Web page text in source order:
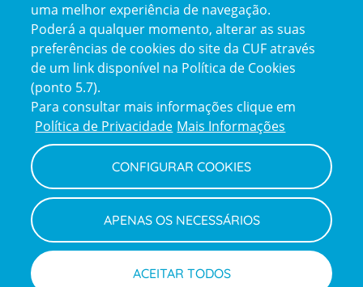
Reclamações
e
elogios
Policy
Política de Privacidade e Cookies
Termos e Condições
Declaração de Acessibilidade
Canal de Denúncias
Informações legais
uma melhor experiência de navegação.
Poderá a qualquer momento, alterar as suas
preferências de cookies do site da CUF através
de um link disponível na Política de Cookies
(ponto 5.7).
Para consultar mais informações clique em
Política de Privacidade Mais Informações
CONFIGURAR COOKIES
APENAS OS NECESSÁRIOS
ACEITAR TODOS